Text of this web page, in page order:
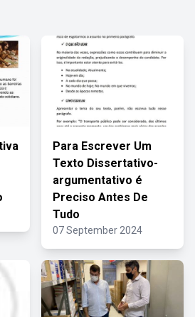
Para Escrever Um
Texto Dissertativo-
argumentativo é
Preciso Antes De
Tudo
07 September 2024